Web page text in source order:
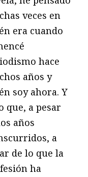
veces en
era cuando
hace
años y
soy ahora. Y
que, a pesar
años
a
de lo que la
ha